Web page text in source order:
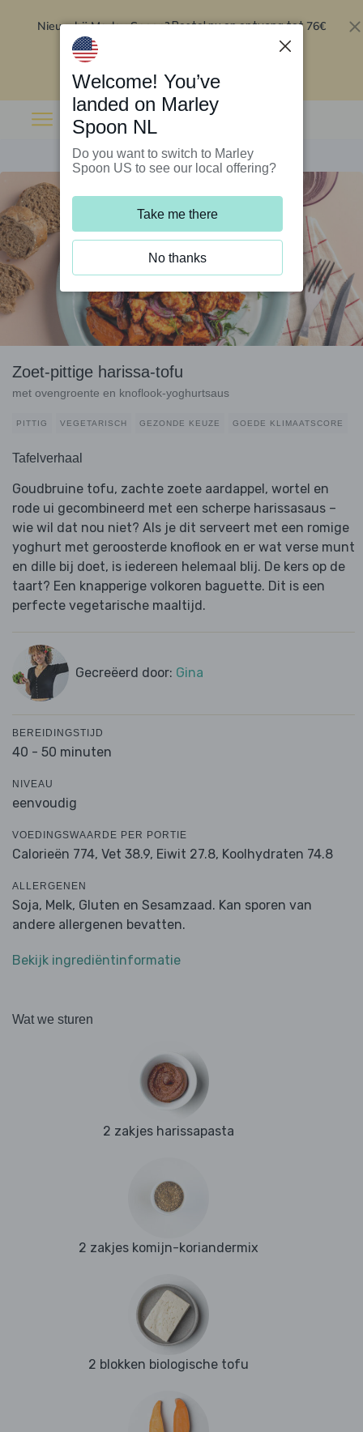
Nieuw bij Marley Spoon?Bestel nu en ontvang tot 76€
Zoet-pittige harissa-tofu
met ovengroente en knoflook-yoghurtsaus
PITTIG VEGETARISCH GEZONDE KEUZE GOEDE KLIMAATSCORE
Tafelverhaal
Goudbruine tofu, zachte zoete aardappel, wortel en
rode ui gecombineerd met een scherpe harissasaus –
wie wil dat nou niet? Als je dit serveert met een romige
yoghurt met geroosterde knoflook en er wat verse munt
en dille bij doet, is iedereen helemaal blij. De kers op de
taart? Een knapperige volkoren baguette. Dit is een
perfecte vegetarische maaltijd.
Gecreëerd door: Gina
BEREIDINGSTIJD
40 - 50 minuten
NIVEAU
eenvoudig
VOEDINGSWAARDE PER PORTIE
Calorieën 774, Vet 38.9, Eiwit 27.8, Koolhydraten 74.8
ALLERGENEN
Soja, Melk, Gluten en Sesamzaad. Kan sporen van
andere allergenen bevatten.
Bekijk ingrediëntinformatie
Wat we sturen
2 zakjes harissapasta
2 zakjes komijn-koriandermix
2 blokken biologische tofu
Welcome! You’ve
landed on Marley
Spoon NL
Do you want to switch to Marley
Spoon US to see our local offering?
Take me there
No thanks